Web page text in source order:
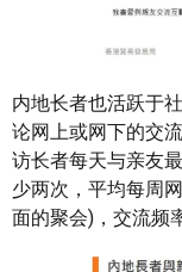
内地长者也活跃于
论网上或网下的交
访长者每天与亲友
少两次，平均每周
面的聚会)，交流频